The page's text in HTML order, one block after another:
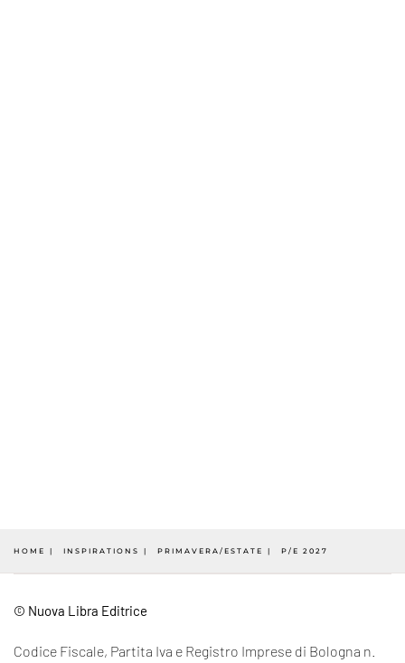
HOME INSPIRATIONS PRIMAVERA/ESTATE P/E 2027
© Nuova Libra Editrice
Codice Fiscale, Partita Iva e Registro Imprese di Bologna n.